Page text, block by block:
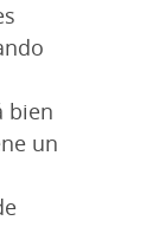
bien
un